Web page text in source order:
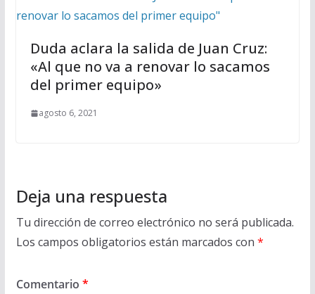
Duda aclara la salida de Juan Cruz:
«Al que no va a renovar lo sacamos
del primer equipo»
agosto 6, 2021
Deja una respuesta
Tu dirección de correo electrónico no será publicada.
Los campos obligatorios están marcados con *
Comentario *